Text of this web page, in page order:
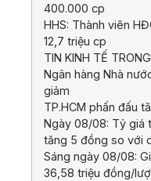
400.000 cp
HHS: Thành viên
12,7 triệu cp
TIN KINH TẾ
Ngân hàng Nhà
giảm
TP.HCM phấn đấu
Ngày 08/08: Tỷ giá
tăng 5 đồng so với
Sáng ngày 08/08:
36,58 triệu đồng/